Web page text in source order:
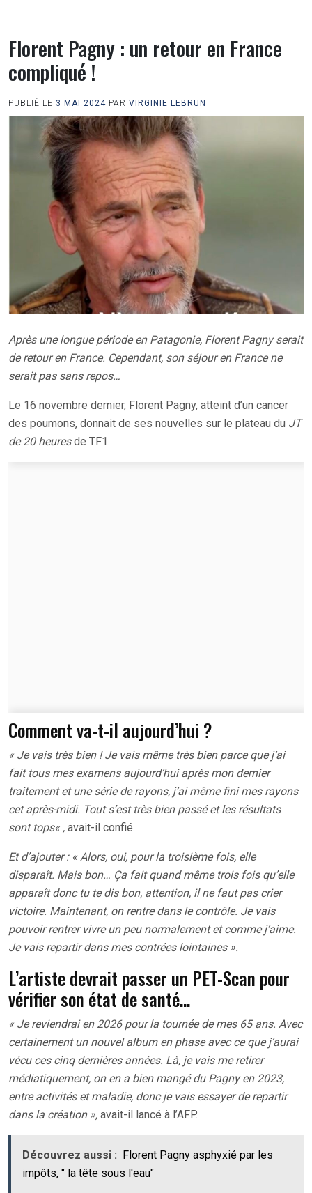
Florent Pagny : un retour en France
compliqué !
PUBLIÉ LE 3 MAI 2024 PAR VIRGINIE LEBRUN
Après une longue période en Patagonie, Florent Pagny serait
de retour en France. Cependant, son séjour en France ne
serait pas sans repos…
Le 16 novembre dernier, Florent Pagny, atteint d’un cancer
des poumons, donnait de ses nouvelles sur le plateau du JT
de 20 heuresde TF1.
Comment va-t-il aujourd’hui ?
« Je vais très bien !Je vais même très bien parce que j’ai
fait tous mes examens aujourd’hui après mon dernier
traitement et une série de rayons, j’ai même fini mes rayons
cet après-midi. Tout s’est très bien passé etles résultats
sont tops« , avait-il confié.
Et d’ajouter : « Alors, oui, pour la troisième fois, elle
disparaît. Mais bon… Ça fait quand même trois fois qu’elle
apparaît donc tu te dis bon, attention, il ne faut pas crier
victoire. Maintenant, on rentre dans le contrôle. Je vais
pouvoir rentrer vivre un peu normalement et comme j’aime.
Je vais repartir dans mes contrées lointaines ».
L’artiste devrait passer un PET-Scan pour
vérifier son état de santé…
« Je reviendrai en 2026 pour la tournée de mes 65 ans. Avec
certainement un nouvel album en phase avec ce que j’aurai
vécu ces cinq dernières années. Là, je vais me retirer
médiatiquement, on en a bien mangé du Pagny en 2023,
entre activités et maladie, donc je vais essayer de repartir
dans la création », avait-il lancé à l’AFP.
Découvrez aussi : Florent Pagny asphyxié par les
impôts, " la tête sous l'eau"